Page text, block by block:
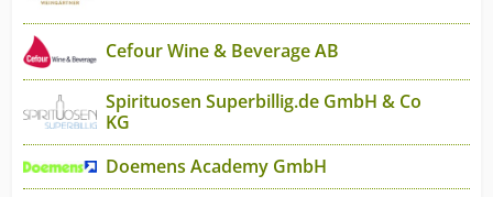
Cefour Wine & Beverage AB
Spirituosen Superbillig.de GmbH & Co
KG
Doemens Academy GmbH